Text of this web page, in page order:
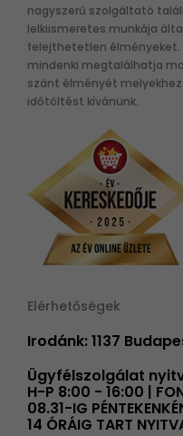
nagyszerű szolgáltató
lelkiismeretes munkája
felejthetetlen élményeket.
mindenki megtalálhatja
szánt élményét
időtöltést kívánunk.
Elérhetőségek
Irodánk: 1137
Ügyfélszolgálat
H-P 8:00 - 16:00 |
08.31-IG
14 ÓRÁIG TART